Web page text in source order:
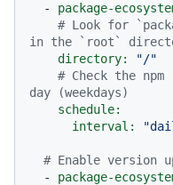
-
package-
# Look for
in the `root`
directory:
"/"
# Check the
day (weekdays)
schedule:
interval:
# Enable version
-
package-